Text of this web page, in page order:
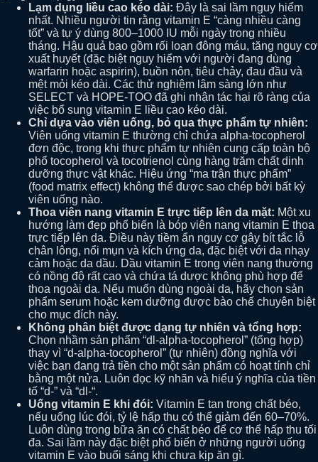
Lạm dụng liều cao kéo dài: Đây là sai lầm nguy hiểm
nhất. Nhiều người tin rằng vitamin E “càng nhiều càng
tốt” và tự ý dùng 800–1000 IU mỗi ngày trong nhiều
tháng. Hậu quả bao gồm rối loạn đông máu, tăng nguy cơ
xuất huyết (đặc biệt nguy hiểm với người đang dùng
warfarin hoặc aspirin), buồn nôn, tiêu chảy, đau đầu và
mệt mỏi kéo dài. Các thử nghiệm lâm sàng lớn như
SELECT và HOPE-TOO đã ghi nhận tác hại rõ ràng của
việc bổ sung vitamin E liều cao kéo dài.
Chỉ dựa vào viên uống, bỏ qua thực phẩm tự nhiên:
Viên uống vitamin E thường chỉ chứa alpha-tocopherol
đơn độc, trong khi thực phẩm tự nhiên cung cấp toàn bộ
phổ tocopherol và tocotrienol cùng hàng trăm chất dinh
dưỡng thực vật khác. Hiệu ứng “ma trận thực phẩm”
(food matrix effect) không thể được sao chép bởi bất kỳ
viên uống nào.
Thoa viên nang vitamin E trực tiếp lên da mặt: Một xu
hướng làm đẹp phổ biến là bóp viên nang vitamin E thoa
trực tiếp lên da. Điều này tiềm ẩn nguy cơ gây bít tắc lỗ
chân lông, nổi mụn và kích ứng da, đặc biệt với da nhạy
cảm hoặc da dầu. Dầu vitamin E trong viên nang thường
có nồng độ rất cao và chứa tá dược không phù hợp để
thoa ngoài da. Nếu muốn dùng ngoài da, hãy chọn sản
phẩm serum hoặc kem dưỡng được bào chế chuyên biệt
cho mục đích này.
Không phân biệt được dạng tự nhiên và tổng hợp:
Chọn nhầm sản phẩm “dl-alpha-tocopherol” (tổng hợp)
thay vì “d-alpha-tocopherol” (tự nhiên) đồng nghĩa với
việc bạn đang trả tiền cho một sản phẩm có hoạt tính chỉ
bằng một nửa. Luôn đọc kỹ nhãn và hiểu ý nghĩa của tiền
tố “d-” và “dl-“.
Uống vitamin E khi đói: Vitamin E tan trong chất béo,
nếu uống lúc đói, tỷ lệ hấp thu có thể giảm đến 60–70%.
Luôn dùng trong bữa ăn có chất béo để cơ thể hấp thu tối
đa. Sai lầm này đặc biệt phổ biến ở những người uống
vitamin E vào buổi sáng khi chưa kịp ăn gì.